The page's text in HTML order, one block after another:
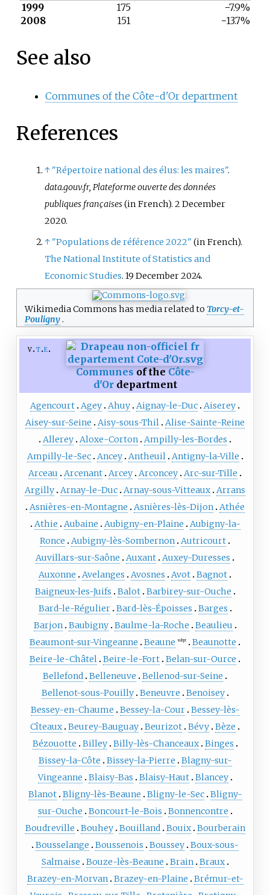
1999
175
−7.9%
2008
151 −13.7%
See also
Communes of the Côte-d'Or department
References
↑ "Répertoire national des élus: les maires".
data.gouv.fr, Plateforme ouverte des données
publiques françaises(in French). 2 December
2020.
↑ "Populations de référence 2022" (in French).
The National Institute of Statistics and
Economic Studies. 19 December 2024.
Wikimedia Commons has media related to Torcy-et-
Pouligny.
v t e
Communesof theCôte-
d'Ordepartment
Agencourt Agey Ahuy Aignay-le-Duc Aiserey
Aisey-sur-Seine
Aisy-sous-Thil Alise-Sainte-Reine
Allerey Aloxe-Corton Ampilly-les-Bordes
Ampilly-le-Sec Ancey Antheuil Antigny-la-Ville
Arceau
Arcenant Arcey Arconcey Arc-sur-Tille
Argilly Arnay-le-Duc Arnay-sous-Vitteaux Arrans
Asnières-en-Montagne
Asnières-lès-Dijon Athée
Athie
Aubaine Aubigny-en-Plaine
Aubigny-la-
Ronce
Aubigny-lès-Sombernon Autricourt
Auvillars-sur-Saône
Auxant Auxey-Duresses
Auxonne
Avelanges Avosnes Avot Bagnot
Baigneux-les-Juifs
Balot Barbirey-sur-Ouche
Bard-le-Régulier Bard-lès-Époisses
Barges
Barjon Baubigny Baulme-la-Roche
Beaulieu
Beaumont-sur-Vingeanne
Beaune subpr
Beaunotte
Beire-le-Châtel Beire-le-Fort Belan-sur-Ource
Bellefond Belleneuve
Bellenod-sur-Seine
Bellenot-sous-Pouilly Beneuvre
Benoisey
Bessey-en-Chaume
Bessey-la-Cour Bessey-lès-
Cîteaux Beurey-Bauguay Beurizot Bévy Bèze
Bézouotte
Billey Billy-lès-Chanceaux Binges
Bissey-la-Côte
Bissey-la-Pierre
Blagny-sur-
Vingeanne
Blaisy-Bas Blaisy-Haut Blancey
Blanot Bligny-lès-Beaune Bligny-le-Sec Bligny-
sur-Ouche
Boncourt-le-Bois
Bonnencontre
Boudreville
Bouhey Bouilland Bouix Bourberain
Bousselange
Boussenois Boussey Boux-sous-
Salmaise
Bouze-lès-Beaune Brain Braux
Brazey-en-Morvan Brazey-en-Plaine
Brémur-et-